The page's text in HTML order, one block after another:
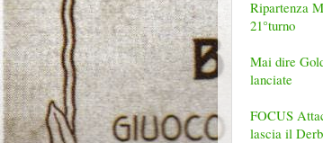
Ripartenza
21°turno
Mai dire
lanciate
FOCUS
lascia il